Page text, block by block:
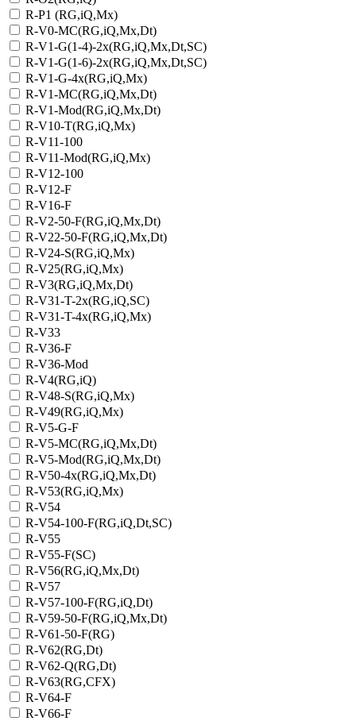
R-P1 (RG,iQ,Mx)
R-V0-MC(RG,iQ,Mx,Dt)
R-V1-G(1-4)-2х(RG,iQ,Mx,Dt,SC)
R-V1-G(1-6)-2x(RG,iQ,Mx,Dt,SC)
R-V1-G-4х(RG,iQ,Mx)
R-V1-MC(RG,iQ,Mx,Dt)
R-V1-Mod(RG,iQ,Mx,Dt)
R-V10-T(RG,iQ,Mx)
R-V11-100
R-V11-Mod(RG,iQ,Mx)
R-V12-100
R-V12-F
R-V16-F
R-V2-50-F(RG,iQ,Mx,Dt)
R-V22-50-F(RG,iQ,Mx,Dt)
R-V24-S(RG,iQ,Mx)
R-V25(RG,iQ,Mx)
R-V3(RG,iQ,Mx,Dt)
R-V31-T-2x(RG,iQ,SC)
R-V31-T-4x(RG,iQ,Mx)
R-V33
R-V36-F
R-V36-Mod
R-V4(RG,iQ)
R-V48-S(RG,iQ,Mx)
R-V49(RG,iQ,Mx)
R-V5-G-F
R-V5-MC(RG,iQ,Mx,Dt)
R-V5-Mod(RG,iQ,Mx,Dt)
R-V50-4x(RG,iQ,Mx,Dt)
R-V53(RG,iQ,Mx)
R-V54
R-V54-100-F(RG,iQ,Dt,SC)
R-V55
R-V55-F(SC)
R-V56(RG,iQ,Mx,Dt)
R-V57
R-V57-100-F(RG,iQ,Dt)
R-V59-50-F(RG,iQ,Mx,Dt)
R-V61-50-F(RG)
R-V62(RG,Dt)
R-V62-Q(RG,Dt)
R-V63(RG,CFX)
R-V64-F
R-V66-F